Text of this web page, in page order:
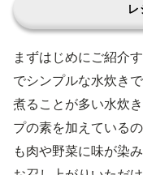
まずはじめにご紹介
でシンプルな水炊き
煮ることが多い水炊
プの素を加えている
も肉や野菜に味が染